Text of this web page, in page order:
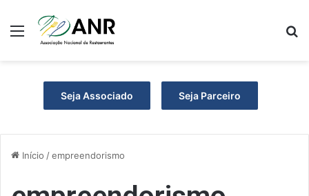
Menu
Seja Associado Seja Parceiro
Início /empreendorismo